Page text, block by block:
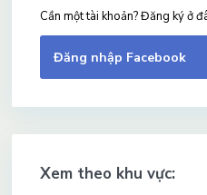
Cần một tài khoản? Đăng ký ở
Đăng nhập Facebook
Xem theo khu vực: